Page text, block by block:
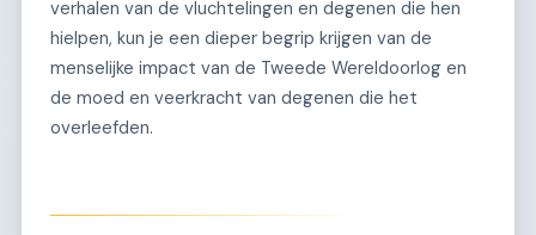
verhalen van de vluchtelingen en degenen die hen
hielpen, kun je een dieper begrip krijgen van de
menselijke impact van de Tweede Wereldoorlog en
de moed en veerkracht van degenen die het
overleefden.